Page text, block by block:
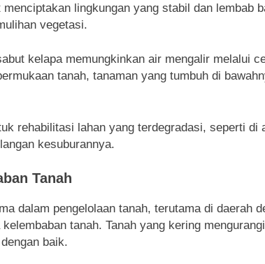
lingkungan yang stabil dan lembab
vegetasi.
kelapa memungkinkan air mengalir melalui
tanah, tanaman yang tumbuh di
rehabilitasi lahan yang terdegradasi, seperti di
kesuburannya.
Tanah
dalam pengelolaan tanah, terutama di daerah
tanah. Tanah yang kering
baik.